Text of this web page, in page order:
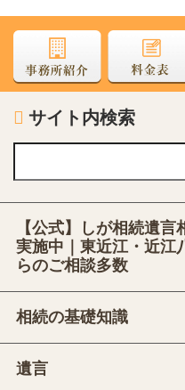
サイト内検索
【公式】しが相続遺
実施中｜東近江・近江
らのご相談多数
相続の基礎知識
遺言